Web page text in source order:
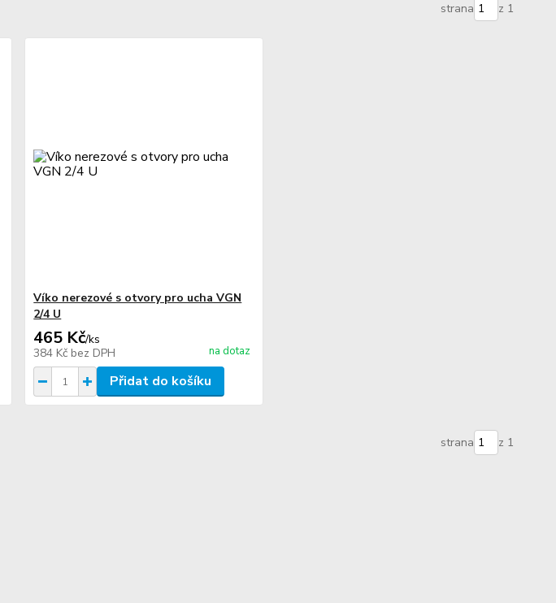
strana z 1
Víko nerezové s otvory pro ucha VGN
2/4 U
465 Kč/ks
384 Kč bez DPH na dotaz
Přidat do košíku
strana z 1